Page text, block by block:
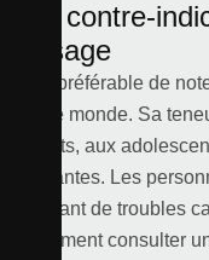
Les contre-
d’usage
Il est préférable de
tout le monde. Sa
enfants, aux
allaitantes. Les
souffrant de troubles
également consulter